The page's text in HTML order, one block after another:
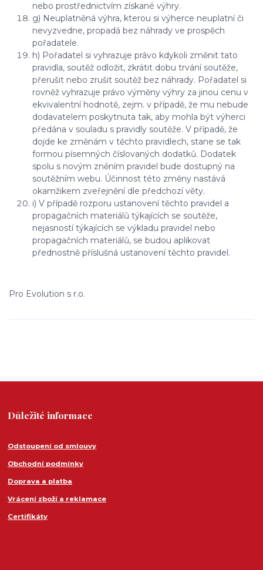
nebo prostřednictvím získané výhry.
g) Neuplatněná výhra, kterou si výherce neuplatní či
nevyzvedne, propadá bez náhrady ve prospěch
pořadatele.
h) Pořadatel si vyhrazuje právo kdykoli změnit tato
pravidla, soutěž odložit, zkrátit dobu trvání soutěže,
přerušit nebo zrušit soutěž bez náhrady. Pořadatel si
rovněž vyhrazuje právo výměny výhry za jinou cenu v
ekvivalentní hodnotě, zejm. v případě, že mu nebude
dodavatelem poskytnuta tak, aby mohla být výherci
předána v souladu s pravidly soutěže. V případě, že
dojde ke změnám v těchto pravidlech, stane se tak
formou písemných číslovaných dodatků. Dodatek
spolu s novým zněním pravidel bude dostupný na
soutěžním webu. Účinnost této změny nastává
okamžikem zveřejnění dle předchozí věty.
i) V případě rozporu ustanovení těchto pravidel a
propagačních materiálů týkajících se soutěže,
nejasností týkajících se výkladu pravidel nebo
propagačních materiálů, se budou aplikovat
přednostně příslušná ustanovení těchto pravidel.
Pro Evolution s r.o.
Důležité informace
Odstoupení od smlouvy
Obchodní podmínky
Doprava a platba
Vrácení zboží a reklamace
Certifikáty